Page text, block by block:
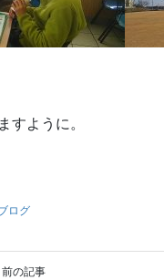
すように。
ログ
前の記事